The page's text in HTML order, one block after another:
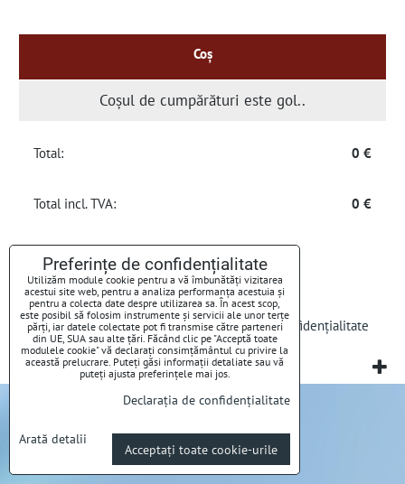
Coș
Coșul de cumpărături este gol..
Total: 0 €
Total incl. TVA: 0 €
Preferințe de confidențialitate Declarația de confidențialitate
Website creat cu:BiznisWeb.sk
Preferințe de confidențialitate
Utilizăm module cookie pentru a vă îmbunătăți vizitarea
acestui site web, pentru a analiza performanța acestuia și
pentru a colecta date despre utilizarea sa. În acest scop,
este posibil să folosim instrumente și servicii ale unor terțe
părți, iar datele colectate pot fi transmise către parteneri
din UE, SUA sau alte țări. Făcând clic pe "Acceptă toate
modulele cookie" vă declarați consimțământul cu privire la
această prelucrare. Puteți găsi informații detaliate sau vă
puteți ajusta preferințele mai jos.
Declarația de confidențialitate
Arată detalii
Acceptați toate cookie-urile